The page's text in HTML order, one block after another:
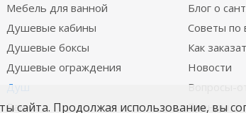
Мебель для ванной
Душевые кабины
Душевые боксы
Душевые ограждения
Душ
Ванны
Блог о
Советы по
Как
Новости
Вопросы-
Бренды
сайта. Продолжая использование, вы